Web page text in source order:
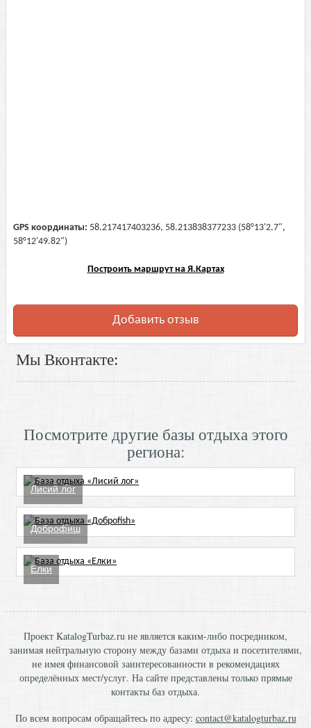
GPS координаты: 58.217417403236, 58.213838377233 (58°13'2.7",
58°12'49.82")
Построить маршрут на Я.Картах
Добавить отзыв
Мы Вконтакте:
Посмотрите другие базы отдыха этого
региона:
Лисий лог
Доброфиш
Ёлки
Проект KatalogTurbaz.ru не является каким-либо посредником,
занимая нейтральную сторону между базами отдыха и посетителями,
не имея финансовой заинтересованности в рекомендациях
определённых мест/услуг. На сайте представлены только прямые
контакты баз отдыха.
По всем вопросам обращайтесь по адресу: contact@katalogturbaz.ru